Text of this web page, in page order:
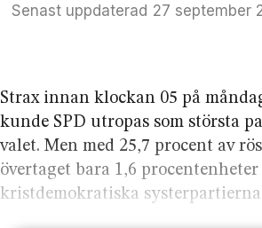
Senast uppdaterad
27 september
Strax innan klockan 05 på
kunde SPD utropas som största
valet. Men med 25,7 procent av
övertaget bara 1,6
kristdemokratiska systerpartierna